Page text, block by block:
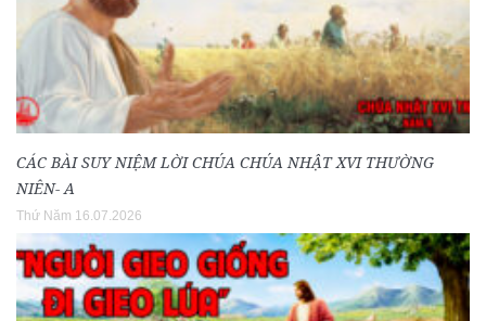
CÁC BÀI SUY NIỆM LỜI CHÚA CHÚA NHẬT XVI THƯỜNG
NIÊN- A
Thứ Năm 16.07.2026